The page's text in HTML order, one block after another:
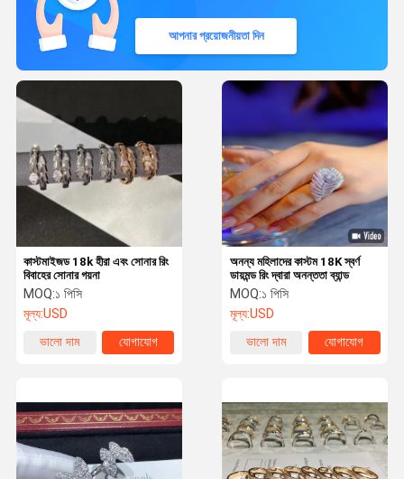
আপনার প্রয়োজনীয়তা দিন
অনন্য মহিলাদের কাস্টম 18K স্বর্ণ
ডায়মন্ড রিং দ্বারা অনন্ততা ব্যান্ড
MOQ:১ পিসি
মূল্য:USD
ভালো দাম
যোগাযোগ
কাস্টমাইজড 18k হীরা এবং সোনার রিং
বিবাহের সোনার গয়না
MOQ:১ পিসি
মূল্য:USD
ভালো দাম
যোগাযোগ